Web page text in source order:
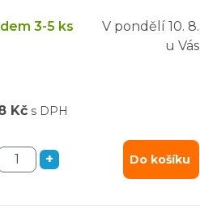
3-5 ks V pondělí 10. 8.
u Vás
Kč s DPH
+ Do košíku